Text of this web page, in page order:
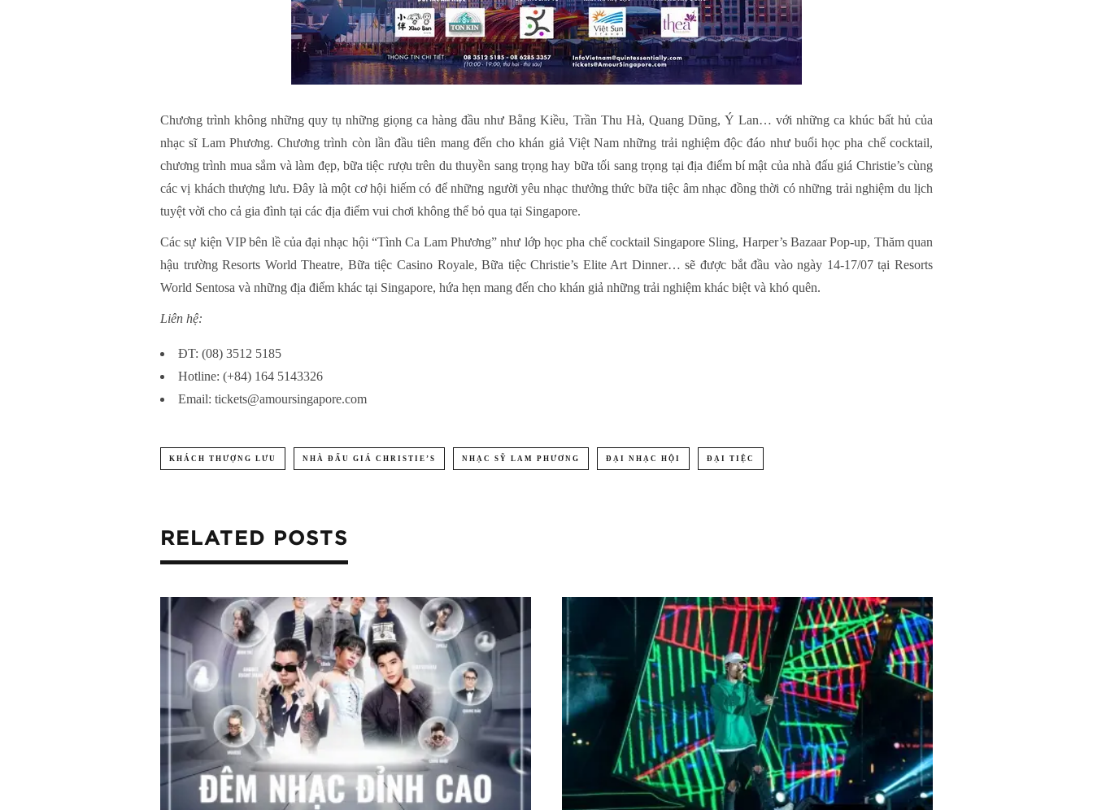
Chương trình không những quy tụ những giọng ca hàng đầu như Bằng Kiều, Trần Thu Hà, Quang Dũng, Ý Lan… với những ca khúc bất hủ của
nhạc sĩ Lam Phương. Chương trình còn lần đầu tiên mang đến cho khán giả Việt Nam những trải nghiệm độc đáo như buổi học pha chế cocktail,
chương trình mua sắm và làm đẹp, bữa tiệc rượu trên du thuyền sang trọng hay bữa tối sang trọng tại địa điểm bí mật của nhà đấu giá Christie’s cùng
các vị khách thượng lưu. Đây là một cơ hội hiếm có để những người yêu nhạc thưởng thức bữa tiệc âm nhạc đồng thời có những trải nghiệm du lịch
tuyệt vời cho cả gia đình tại các địa điểm vui chơi không thể bỏ qua tại Singapore.
Các sự kiện VIP bên lề của đại nhạc hội “Tình Ca Lam Phương” như lớp học pha chế cocktail Singapore Sling, Harper’s Bazaar Pop-up, Thăm quan
hậu trường Resorts World Theatre, Bữa tiệc Casino Royale, Bữa tiệc Christie’s Elite Art Dinner… sẽ được bắt đầu vào ngày 14-17/07 tại Resorts
World Sentosa và những địa điểm khác tại Singapore, hứa hẹn mang đến cho khán giả những trải nghiệm khác biệt và khó quên.
Liên hệ:
ĐT: (08) 3512 5185
Hotline: (+84) 164 5143326
Email: tickets@amoursingapore.com
KHÁCH THƯỢNG LƯU NHÀ ĐẤU GIÁ CHRISTIE’S NHẠC SỸ LAM PHƯƠNG ĐẠI NHẠC HỘI ĐẠI TIỆC
RELATED POSTS